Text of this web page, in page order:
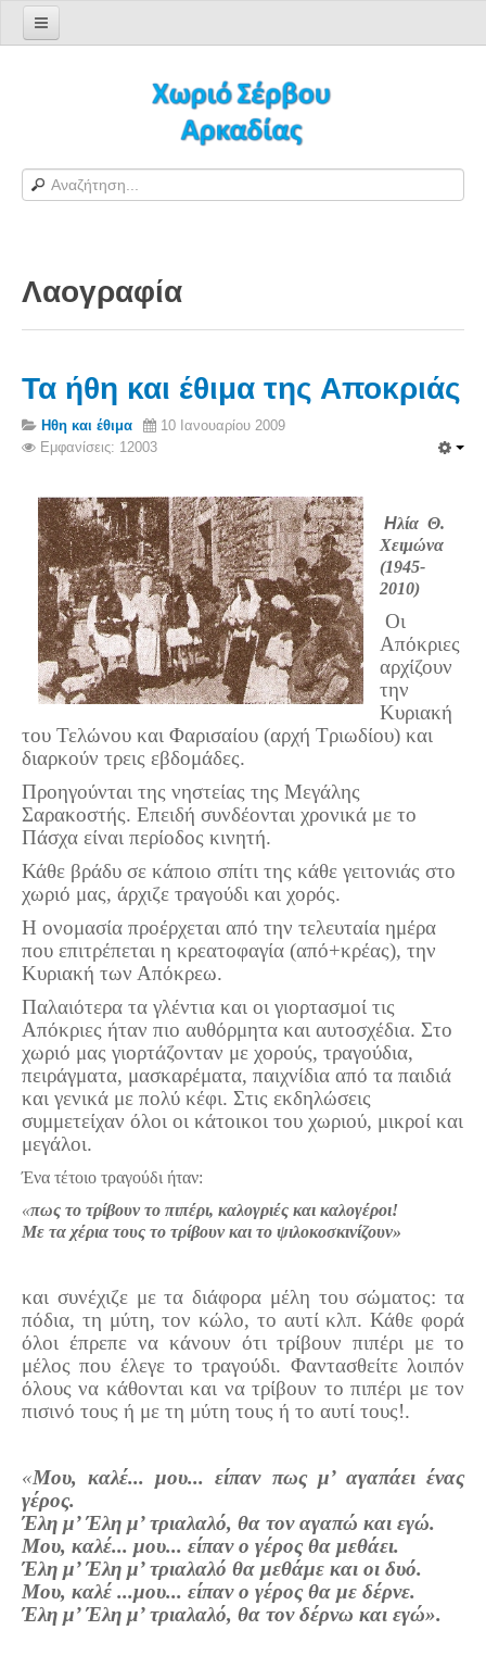
Φόρμα εγγραφής χρήστη
H Ιστοσελίδα μας
Αράπηδες
Σέρβου - Δορυφορική Google
Σέρβου και Δήμος Γορτυνίας
Σερβαίοι
Σερβαίοι Συγγραφείς/Λογoτέχνες
Σερβαίοι Καλλιτέχνες
Γραφή Πατριωτών/Συνεργατών
Σερβαίοι Αγωνιστές/Πεσόντες
Σερβαίοι για το Σέρβου
Σύνδεσμος Σερβαίων
Εφημερίδα Αρτοζήνος
Ηλεκτρονική έκδοση Αρτοζήνου
Ανακοινώσεις
Η ιστοσελίδα μας
Χάρτης του Site (Sitemap)
Επικοινωνία
Τα Νέα
Τα Τελευταία Νέα
Αυτοί που έφυγαν για πάντα
Γάμοι - Γεννήσεις - Βαπτίσεις
Επιτυχίες - Διακρίσεις
Μηνύματα Επισκεπτών
παλιά αρχειοθετημένα
Πολιτιστικά
Φωτορεπορτάζ
Δημοτικά Τραγούδια
Videos
Albums Φωτογραφιών
Πετρόκτιστα Σπίτια - Εκκλησίες
Πανοραμικές φωτογραφίες
Σύνδεσμοι
Λαογραφία
Τα ήθη και έθιμα της Αποκριάς
Ηθη και έθιμα
10 Ιανουαρίου 2009
Εμφανίσεις: 12003
Ηλία Θ.
Χειμώνα
(1945-
2010)
Οι
Απόκριες
αρχίζουν
την
Κυριακή
του Τελώνου και Φαρισαίου (αρχή Τριωδίου) και
διαρκούν τρεις εβδομάδες.
Προηγούνται της νηστείας της Μεγάλης
Σαρακοστής. Επειδή συνδέονται χρονικά με το
Πάσχα είναι περίοδος κινητή.
Κάθε βράδυ σε κάποιο σπίτι της κάθε γειτονιάς στο
χωριό μας, άρχιζε τραγούδι και χορός.
Η ονομασία προέρχεται από την τελευταία ημέρα
που επιτρέπεται η κρεατοφαγία (από+κρέας), την
Κυριακή των Απόκρεω.
Παλαιότερα τα γλέντια και οι γιορτασμοί τις
Απόκριες ήταν πιο αυθόρμητα και αυτοσχέδια. Στο
χωριό μας γιορτάζονταν με χορούς, τραγούδια,
πειράγματα, μασκαρέματα, παιχνίδια από τα παιδιά
και γενικά με πολύ κέφι. Στις εκδηλώσεις
συμμετείχαν όλοι οι κάτοικοι του χωριού, μικροί και
μεγάλοι.
Ένα τέτοιο τραγούδι ήταν:
«πως το τρίβουν το πιπέρι, καλογριές και καλογέροι!
Με τα χέρια τους το τρίβουν και το ψιλοκοσκινίζουν»
και συνέχιζε με τα διάφορα μέλη του σώματος: τα
πόδια, τη μύτη, τον κώλο, το αυτί κλπ. Κάθε φορά
όλοι έπρεπε να κάνουν ότι τρίβουν πιπέρι με το
μέλος που έλεγε το τραγούδι. Φαντασθείτε λοιπόν
όλους να κάθονται και να τρίβουν το πιπέρι με τον
πισινό τους ή με τη μύτη τους ή το αυτί τους!.
«Μου, καλέ... μου... είπαν πως μ’ αγαπάει ένας
γέρος.
Έλη μ’ Έλη μ’ τριαλαλό, θα τον αγαπώ και εγώ.
Μου, καλέ... μου... είπαν ο γέρος θα μεθάει.
Έλη μ’ Έλη μ’ τριαλαλό θα μεθάμε και οι δυό.
Μου, καλέ ...μου... είπαν ο γέρος θα με δέρνε.
Έλη μ’ Έλη μ’ τριαλαλό, θα τον δέρνω και εγώ».